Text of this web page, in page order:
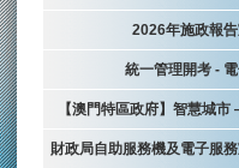
2026年施政報
統一管理開考 -
【澳門特區政府】智慧城市
財政局自助服務機及電子服